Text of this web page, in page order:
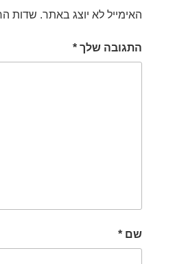
האימייל לא יוצג באתר. שדות
התגובה שלך *
שם *